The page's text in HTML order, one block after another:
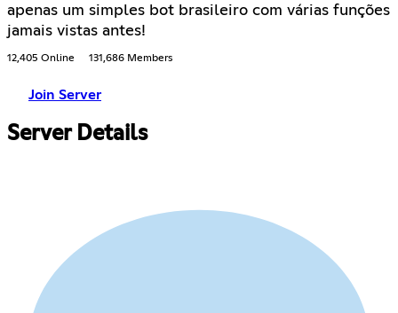
apenas um simples bot brasileiro com várias funções
jamais vistas antes!
12,405 Online 131,686 Members
Join Server
Server Details